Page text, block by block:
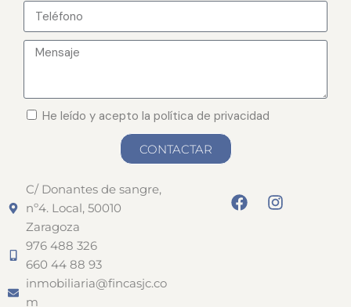
He leído y acepto la política de privacidad
CONTACTAR
C/ Donantes de sangre,
nº4. Local, 50010
Zaragoza
976 488 326
660 44 88 93
inmobiliaria@fincasjc.co
m